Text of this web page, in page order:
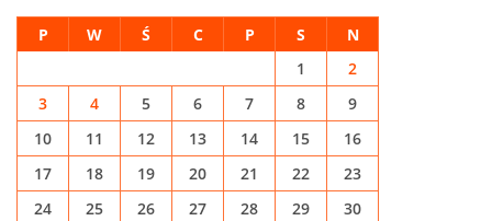
P W Ś C P S N
1
2
3
4 5 6 7 8
9
10
11 12 13 14 15
16
17
18 19 20 21 22
23
24
25 26 27 28 29
30